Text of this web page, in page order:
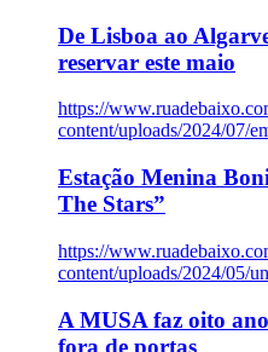
De Lisboa ao
reservar este maio
https://
content/uploads/2024/07/
Estação Menina
The Stars”
https://
content/uploads/2024/05/
A MUSA faz oito
fora de portas